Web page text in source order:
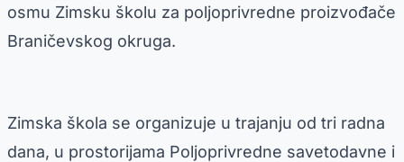
osmu Zimsku školu za poljoprivredne proizvođače
Braničevskog okruga.
Zimska škola se organizuje u trajanju od tri radna
dana, u prostorijama Poljoprivredne savetodavne i